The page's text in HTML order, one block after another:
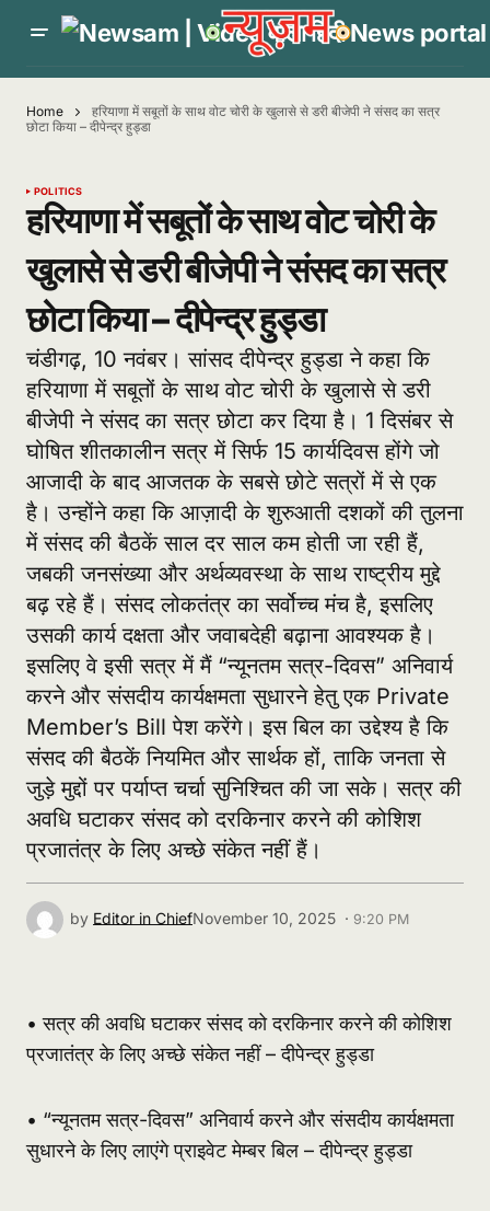
Home
हरियाणा में सबूतों के साथ वोट चोरी के खुलासे से डरी बीजेपी ने संसद का सत्र
छोटा किया – दीपेन्द्र हुड्डा
POLITICS
हरियाणा में सबूतों के साथ वोट चोरी के
खुलासे से डरी बीजेपी ने संसद का सत्र
छोटा किया – दीपेन्द्र हुड्डा
चंडीगढ़, 10 नवंबर। सांसद दीपेन्द्र हुड्डा ने कहा कि
हरियाणा में सबूतों के साथ वोट चोरी के खुलासे से डरी
बीजेपी ने संसद का सत्र छोटा कर दिया है। 1 दिसंबर से
घोषित शीतकालीन सत्र में सिर्फ 15 कार्यदिवस होंगे जो
आजादी के बाद आजतक के सबसे छोटे सत्रों में से एक
है। उन्होंने कहा कि आज़ादी के शुरुआती दशकों की तुलना
में संसद की बैठकें साल दर साल कम होती जा रही हैं,
जबकी जनसंख्या और अर्थव्यवस्था के साथ राष्ट्रीय मुद्दे
बढ़ रहे हैं। संसद लोकतंत्र का सर्वोच्च मंच है, इसलिए
उसकी कार्य दक्षता और जवाबदेही बढ़ाना आवश्यक है।
इसलिए वे इसी सत्र में मैं “न्यूनतम सत्र-दिवस” अनिवार्य
करने और संसदीय कार्यक्षमता सुधारने हेतु एक Private
Member’s Bill पेश करेंगे। इस बिल का उद्देश्य है कि
संसद की बैठकें नियमित और सार्थक हों, ताकि जनता से
जुड़े मुद्दों पर पर्याप्त चर्चा सुनिश्चित की जा सके। सत्र की
अवधि घटाकर संसद को दरकिनार करने की कोशिश
प्रजातंत्र के लिए अच्छे संकेत नहीं हैं।
by Editor in ChiefNovember 10, 2025 · 9:20 PM
• सत्र की अवधि घटाकर संसद को दरकिनार करने की कोशिश
प्रजातंत्र के लिए अच्छे संकेत नहीं – दीपेन्द्र हुड्डा
• “न्यूनतम सत्र-दिवस” अनिवार्य करने और संसदीय कार्यक्षमता
सुधारने के लिए लाएंगे प्राइवेट मेम्बर बिल – दीपेन्द्र हुड्डा